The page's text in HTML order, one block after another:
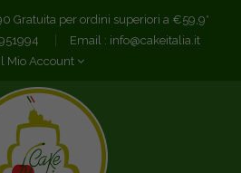
Gratuita per ordini superiori a €59,9*
Email : info@cakeitalia.it
Il Mio Account